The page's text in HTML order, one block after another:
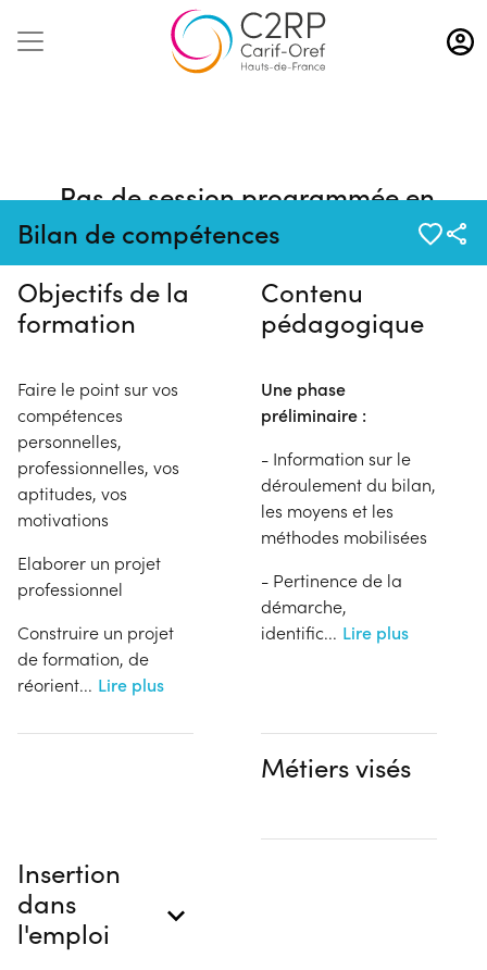
Aller
au
contenu
Bilan de compétences
Pas de session programmée en
ce moment
Objectifs de la
formation
Faire le point sur vos
compétences
personnelles,
professionnelles, vos
aptitudes, vos
motivations
Elaborer un projet
professionnel
Construire un projet
de formation, de
réorient... Lire plus
Contenu
pédagogique
Une phase
préliminaire :
- Information sur le
déroulement du bilan,
les moyens et les
méthodes mobilisées
- Pertinence de la
démarche,
identific... Lire plus
Métiers visés
Insertion
dans
l'emploi